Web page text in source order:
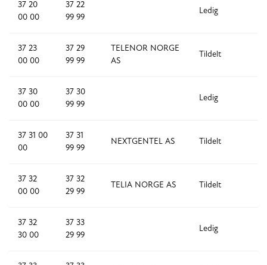
37 20
00 00
37 22
99 99
Ledig
37 23
00 00
37 29
99 99
TELENOR NORGE
AS
Tildelt
37 30
00 00
37 30
99 99
Ledig
37 31 00
00
37 31
99 99
NEXTGENTEL AS Tildelt
37 32
00 00
37 32
29 99
TELIA NORGE AS Tildelt
37 32
30 00
37 33
29 99
Ledig